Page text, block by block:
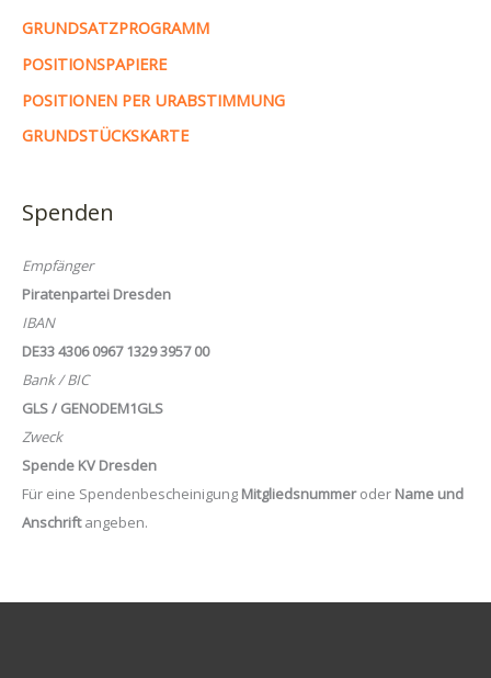
GRUNDSATZPROGRAMM
POSITIONSPAPIERE
POSITIONEN PER URABSTIMMUNG
GRUNDSTÜCKSKARTE
Spenden
Empfänger
Piratenpartei Dresden
IBAN
DE33 4306 0967 1329 3957 00
Bank / BIC
GLS / GENODEM1GLS
Zweck
Spende KV Dresden
Für eine Spendenbescheinigung Mitgliedsnummeroder Name und
Anschriftangeben.